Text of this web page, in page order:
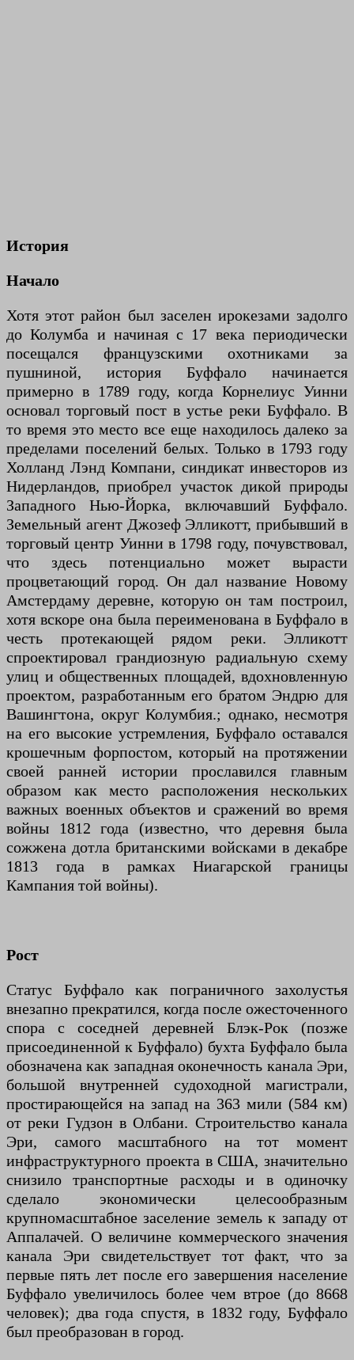
История
Начало
Хотя этот район был заселен ирокезами задолго
до Колумба и начиная с 17 века периодически
посещался французскими охотниками за
пушниной, история Буффало начинается
примерно в 1789 году, когда Корнелиус Уинни
основал торговый пост в устье реки Буффало. В
то время это место все еще находилось далеко за
пределами поселений белых. Только в 1793 году
Холланд Лэнд Компани, синдикат инвесторов из
Нидерландов, приобрел участок дикой природы
Западного Нью-Йорка, включавший Буффало.
Земельный агент Джозеф Элликотт, прибывший в
торговый центр Уинни в 1798 году, почувствовал,
что здесь потенциально может вырасти
процветающий город. Он дал название Новому
Амстердаму деревне, которую он там построил,
хотя вскоре она была переименована в Буффало в
честь протекающей рядом реки. Элликотт
спроектировал грандиозную радиальную схему
улиц и общественных площадей, вдохновленную
проектом, разработанным его братом Эндрю для
Вашингтона, округ Колумбия.; однако, несмотря
на его высокие устремления, Буффало оставался
крошечным форпостом, который на протяжении
своей ранней истории прославился главным
образом как место расположения нескольких
важных военных объектов и сражений во время
войны 1812 года (известно, что деревня была
сожжена дотла британскими войсками в декабре
1813 года в рамках Ниагарской границы
Кампания той войны).
Рост
Статус Буффало как пограничного захолустья
внезапно прекратился, когда после ожесточенного
спора с соседней деревней Блэк-Рок (позже
присоединенной к Буффало) бухта Буффало была
обозначена как западная оконечность канала Эри,
большой внутренней судоходной магистрали,
простирающейся на запад на 363 мили (584 км)
от реки Гудзон в Олбани. Строительство канала
Эри, самого масштабного на тот момент
инфраструктурного проекта в США, значительно
снизило транспортные расходы и в одиночку
сделало экономически целесообразным
крупномасштабное заселение земель к западу от
Аппалачей. О величине коммерческого значения
канала Эри свидетельствует тот факт, что за
первые пять лет после его завершения население
Буффало увеличилось более чем втрое (до 8668
человек); два года спустя, в 1832 году, Буффало
был преобразован в город.